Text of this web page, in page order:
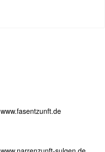
www.fasentzunft.de